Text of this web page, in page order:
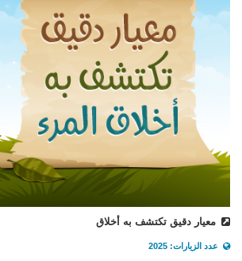
معيار دقيق تكتشف به أخلاق
عدد الزيارات: 2025